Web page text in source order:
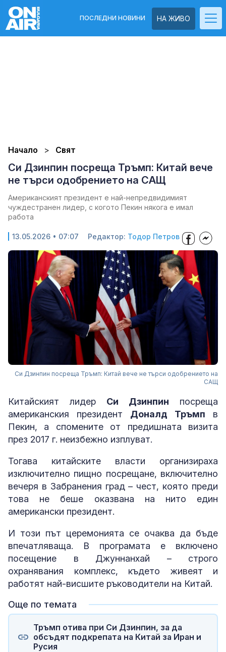
НА ЖИВО
ПОСЛЕДНИ НОВИНИ
Начало Свят
Си Дзинпин посреща Тръмп: Китай вече
не търси одобрението на САЩ
Американският президент е най-непредвидимият
чуждестранен лидер, с когото Пекин някога е имал
работа
13.05.2026 • 07:07 Редактор: Тодор Петров
Си Дзинпин посреща Тръмп: Китай вече не търси одобрението на
САЩ
Китайският лидер Си Дзинпин посрещa
американския президент Доналд Тръмп в
Пекин, а спомените от предишната визита
през 2017 г. неизбежно изплуват.
Тогава китайските власти организираха
изключително пищно посрещане, включително
вечеря в Забранения град – чест, която преди
това не беше оказвана на нито един
американски президент.
И този път церемонията се очаква да бъде
впечатляваща. В програмата е включено
посещение в Джуннанхай – строго
охранявания комплекс, където живеят и
работят най-висшите ръководители на Китай.
Още по темата
Тръмп отива при Си Дзинпин, за да
обсъдят подкрепата на Китай за Иран и
Русия